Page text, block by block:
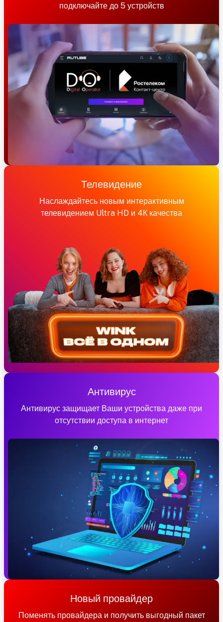
подключайте до 5 устройств
Телевидение
Наслаждайтесь новым интерактивным
телевидением Ultra HD и 4К качества
Антивирус
Антивирус защищает Ваши устройства даже при
отсутствии доступа в интернет
Новый провайдер
Поменять провайдера и получить выгодный пакет